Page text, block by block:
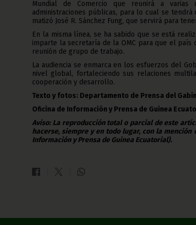
Mundial de Comercio que reunirá a varias
administraciones públicas, para lo cual se
matizó José R. Sánchez Fung, que servirá para
En la misma línea, se ha sabido que se está
imparte la secretaría de la OMC para que el
reunión de grupo de trabajo.
La audiencia se enmarca en los esfuerzos del
nivel global, fortaleciendo sus relaciones
cooperación y desarrollo.
Texto y fotos: Departamento de Prensa del
Oficina de Información y Prensa de Guinea
Aviso: La reproducción total o parcial de este
hacerse, siempre y en todo lugar, con la
Información y Prensa de Guinea Ecuatorial).